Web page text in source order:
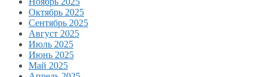
Октябрь 2025
Сентябрь 2025
Август 2025
Июль 2025
Июнь 2025
Май 2025